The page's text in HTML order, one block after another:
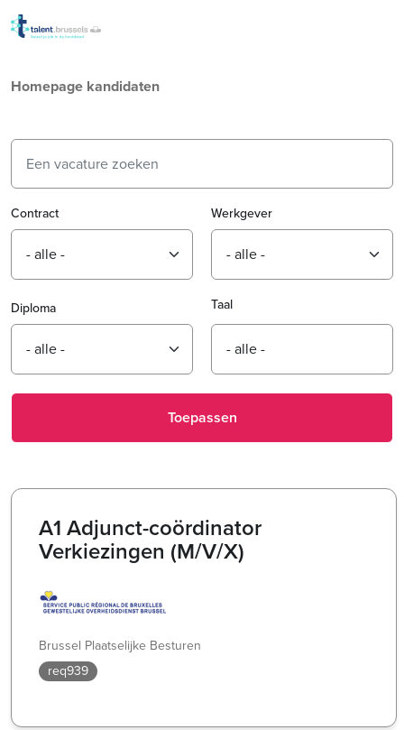
Homepage kandidaten
Contract Werkgever
Diploma Taal
Toepassen
A1 Adjunct-coördinator
Verkiezingen (M/V/X)
req939
Brussel Plaatselijke Besturen